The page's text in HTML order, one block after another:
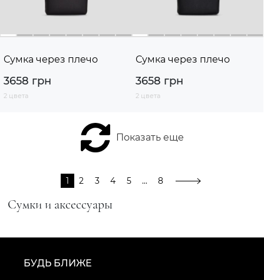
Сумки и аксессуары
Сумка через плечо
3658 грн
2 цвета
Сумка через плечо
3658 грн
2 цвета
Показать еще
1 2 3 4 5 ... 8
БУДЬ БЛИЖЕ